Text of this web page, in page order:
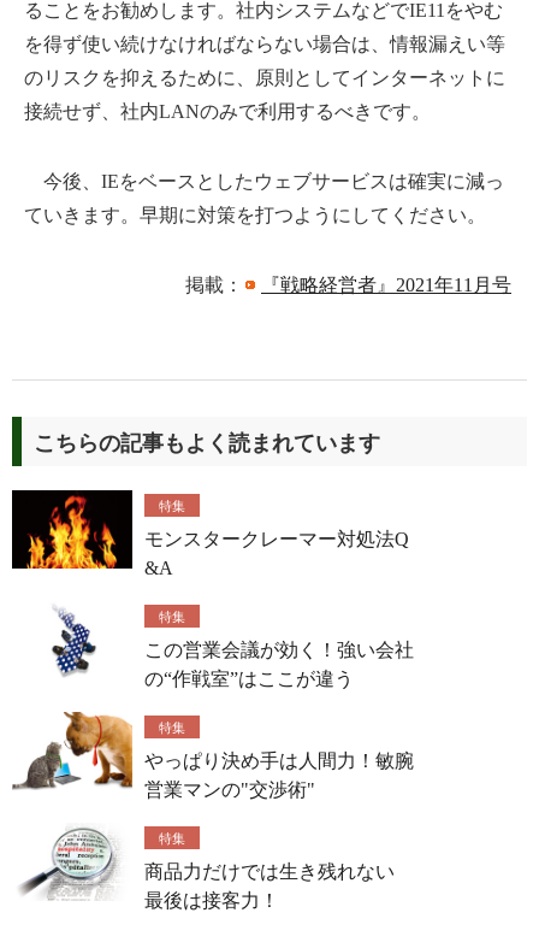
ることをお勧めします。社内システムなどでIE11をやむ
を得ず使い続けなければならない場合は、情報漏えい等
のリスクを抑えるために、原則としてインターネットに
接続せず、社内LANのみで利用するべきです。
今後、IEをベースとしたウェブサービスは確実に減っ
ていきます。早期に対策を打つようにしてください。
掲載： 『戦略経営者』2021年11月号
こちらの記事もよく読まれています
特集
モンスタークレーマー対処法Q
&A
特集
この営業会議が効く！強い会社
の“作戦室”はここが違う
特集
やっぱり決め手は人間力！敏腕
営業マンの"交渉術"
特集
商品力だけでは生き残れない
最後は接客力！